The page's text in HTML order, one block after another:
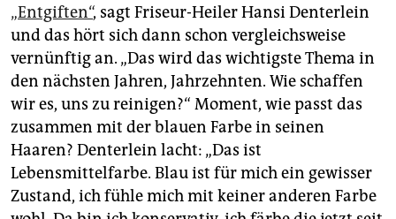
„Entgiften“, sagt Friseur-Heiler Hansi Denterlein
und das hört sich dann schon vergleichsweise
vernünftig an. „Das wird das wichtigste Thema in
den nächsten Jahren, Jahrzehnten. Wie schaffen
wir es, uns zu reinigen?“ Moment, wie passt das
zusammen mit der blauen Farbe in seinen
Haaren? Denterlein lacht: „Das ist
Lebensmittelfarbe. Blau ist für mich ein gewisser
Zustand, ich fühle mich mit keiner anderen Farbe